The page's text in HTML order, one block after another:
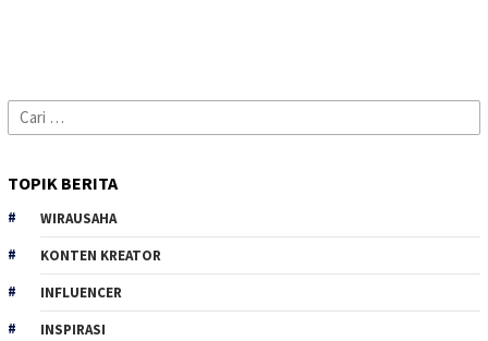
Cari
untuk:
TOPIK BERITA
WIRAUSAHA
KONTEN KREATOR
INFLUENCER
INSPIRASI